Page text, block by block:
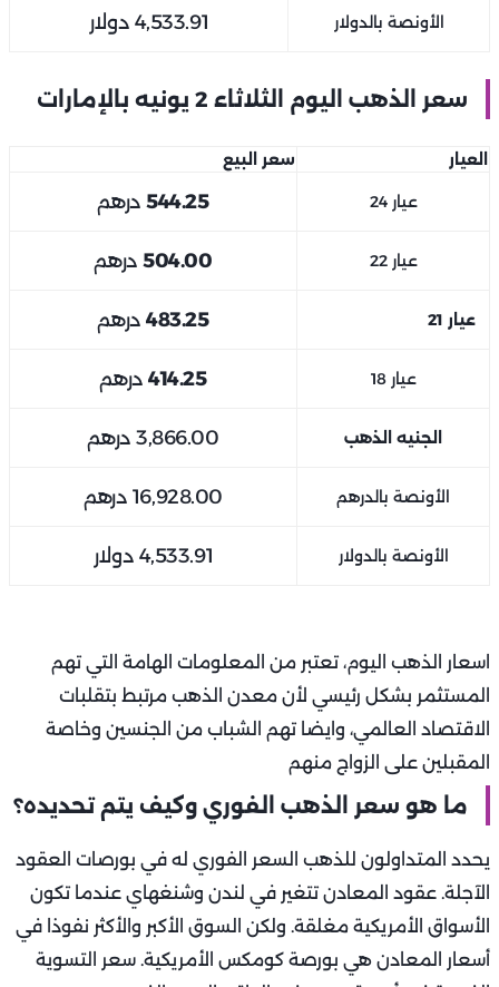
الأونصة بالدولار 4,533.91 دولار
سعر الذهب اليوم الثلاثاء 2 يونيه بالإمارات
العيار سعر البيع
عيار 24 544.25 درهم
عيار 22 504.00 درهم
عيار 21 483.25 درهم
عيار 18 414.25 درهم
الجنيه الذهب 3,866.00 درهم
الأونصة بالدرهم 16,928.00 درهم
الأونصة بالدولار 4,533.91 دولار
اسعار الذهب اليوم، تعتبر من المعلومات الهامة التي تهم
المستثمر بشكل رئيسي لأن معدن الذهب مرتبط بتقلبات
الاقتصاد العالمي، وايضا تهم الشباب من الجنسين وخاصة
المقبلين على الزواج منهم
ما هو سعر الذهب الفوري وكيف يتم تحديده؟
يحدد المتداولون للذهب السعر الفوري له في بورصات العقود
الآجلة. عقود المعادن تتغير في لندن وشنغهاي عندما تكون
الأسواق الأمريكية مغلقة. ولكن السوق الأكبر والأكثر نفوذا في
أسعار المعادن هي بورصة كومكس الأمريكية. سعر التسوية